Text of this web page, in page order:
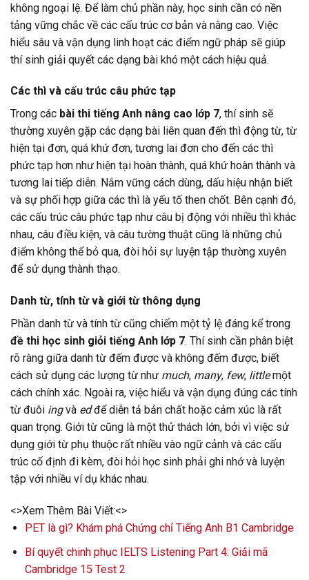
không ngoại lệ. Để làm chủ phần này, học sinh cần có nền
tảng vững chắc về các cấu trúc cơ bản và nâng cao. Việc
hiểu sâu và vận dụng linh hoạt các điểm ngữ pháp sẽ giúp
thí sinh giải quyết các dạng bài khó một cách hiệu quả.
Các thì và cấu trúc câu phức tạp
Trong các bài thi tiếng Anh nâng cao lớp 7, thí sinh sẽ
thường xuyên gặp các dạng bài liên quan đến thì động từ, từ
hiện tại đơn, quá khứ đơn, tương lai đơn cho đến các thì
phức tạp hơn như hiện tại hoàn thành, quá khứ hoàn thành và
tương lai tiếp diễn. Nắm vững cách dùng, dấu hiệu nhận biết
và sự phối hợp giữa các thì là yếu tố then chốt. Bên cạnh đó,
các cấu trúc câu phức tạp như câu bị động với nhiều thì khác
nhau, câu điều kiện, và câu tường thuật cũng là những chủ
điểm không thể bỏ qua, đòi hỏi sự luyện tập thường xuyên
để sử dụng thành thạo.
Danh từ, tính từ và giới từ thông dụng
Phần danh từ và tính từ cũng chiếm một tỷ lệ đáng kể trong
đề thi học sinh giỏi tiếng Anh lớp 7. Thí sinh cần phân biệt
rõ ràng giữa danh từ đếm được và không đếm được, biết
cách sử dụng các lượng từ như much, many, few, littlemột
cách chính xác. Ngoài ra, việc hiểu và vận dụng đúng các tính
từ đuôi ingvà edđể diễn tả bản chất hoặc cảm xúc là rất
quan trọng. Giới từ cũng là một thử thách lớn, bởi vì việc sử
dụng giới từ phụ thuộc rất nhiều vào ngữ cảnh và các cấu
trúc cố định đi kèm, đòi hỏi học sinh phải ghi nhớ và luyện
tập với nhiều ví dụ khác nhau.
<>Xem Thêm Bài Viết:<>
PET là gì? Khám phá Chứng chỉ Tiếng Anh B1 Cambridge
Bí quyết chinh phục IELTS Listening Part 4: Giải mã
Cambridge 15 Test 2